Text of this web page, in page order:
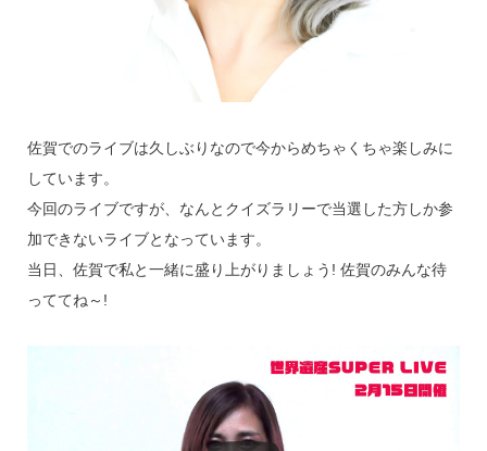
佐賀でのライブは久しぶりなので今からめちゃくちゃ楽しみに
しています。
今回のライブですが、なんとクイズラリーで当選した方しか参
加できないライブとなっています。
当日、佐賀で私と一緒に盛り上がりましょう! 佐賀のみんな待
っててね～!